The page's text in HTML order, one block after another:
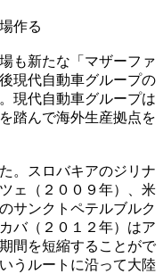
作る
も新たな「マザーファ
現代自動車グループの
現代自動車グループは
踏んで海外生産拠点を
。スロバキアのジリナ
ェ（２００９年）、米
サンクトペテルブルク
バ（２０１２年）はア
間を短縮することがで
うルートに沿って大陸